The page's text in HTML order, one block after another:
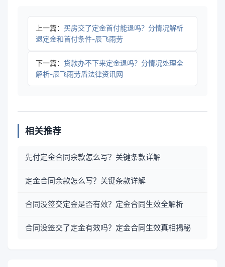
上一篇： 买房交了定金首付能退吗？分情况解析
退定金和首付条件-辰飞雨劳
下一篇： 贷款办不下来定金退吗？分情况处理全
解析-辰飞雨劳盾法律资讯网
相关推荐
先付定金合同余款怎么写？关键条款详解
定金合同余款怎么写？关键条款详解
合同没签交定金是否有效？定金合同生效全解析
合同没签交了定金有效吗？定金合同生效真相揭秘